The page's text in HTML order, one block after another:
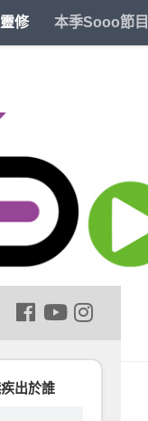
修 本季Sooo節
出於誰